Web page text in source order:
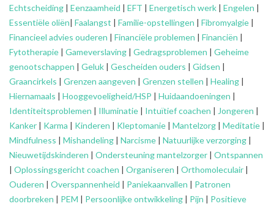
Echtscheiding | Eenzaamheid | EFT | Energetisch werk | Engelen |
Essentiële oliën| Faalangst | Familie-opstellingen | Fibromyalgie |
Financieel advies ouderen | Financiële problemen | Financiën |
Fytotherapie | Gameverslaving | Gedragsproblemen | Geheime
genootschappen | Geluk | Gescheiden ouders | Gidsen |
Graancirkels | Grenzen aangeven | Grenzen stellen | Healing |
Hiernamaals | Hooggevoeligheid/HSP | Huidaandoeningen |
Identiteitsproblemen | Illuminatie | Intuïtief coachen | Jongeren |
Kanker | Karma | Kinderen | Kleptomanie | Mantelzorg | Meditatie |
Mindfulness | Mishandeling | Narcisme | Natuurlijke verzorging |
Nieuwetijdskinderen | Ondersteuningmantelzorger | Ontspannen
| Oplossingsgericht coachen | Organiseren | Orthomoleculair |
Ouderen | Overspannenheid | Paniekaanvallen | Patronen
doorbreken | PEM | Persoonlijke ontwikkeling | Pijn | Positieve